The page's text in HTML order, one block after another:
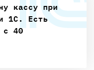
кассу при
1С. Есть
с 40